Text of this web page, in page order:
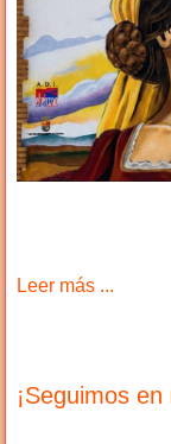
Leer más ...
¡Seguimos